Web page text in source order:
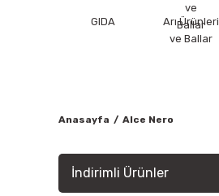
GIDA
Arı Ürünleri
ve Ballar
Anasayfa Alce Nero
İndirimli Ürünler